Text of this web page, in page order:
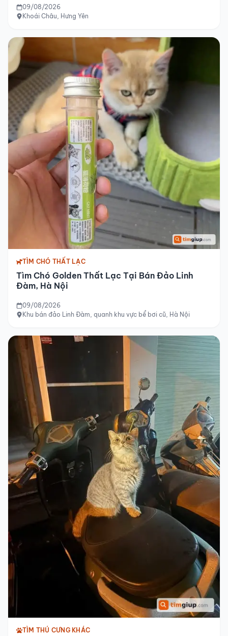
09/08/2026
Khoái Châu, Hưng Yên
TÌM CHÓ THẤT LẠC
Tìm Chó Golden Thất Lạc Tại Bán Đảo Linh
Đàm, Hà Nội
09/08/2026
Khu bán đảo Linh Đàm, quanh khu vực bể bơi cũ, Hà Nội
TÌM THÚ CƯNG KHÁC